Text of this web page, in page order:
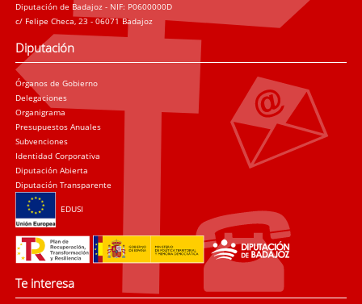
Diputación de Badajoz - NIF: P0600000D
c/ Felipe Checa, 23 - 06071 Badajoz
Diputación
Órganos de Gobierno
Delegaciones
Organigrama
Presupuestos Anuales
Subvenciones
Identidad Corporativa
Diputación Abierta
Diputación Transparente
EDUSI
Te interesa